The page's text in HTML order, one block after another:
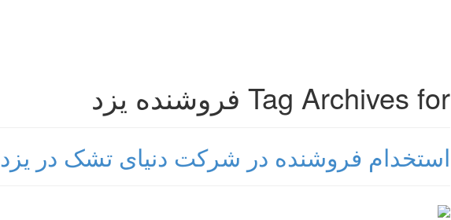
Tag Archives for فروشنده یزد
استخدام فروشنده در شرکت دنیای تشک در یزد